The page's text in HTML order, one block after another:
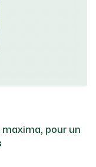
pour un